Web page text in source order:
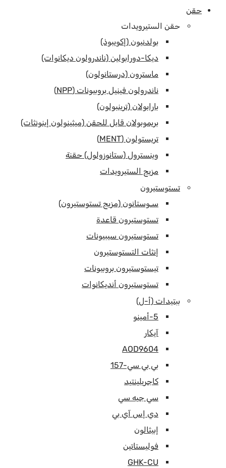
حقن
حقن الستيرويدات
بولدنيون (إكويبوذ)
ديكا-دورابولين (ناندرولون ديكانوات)
ماسترون (درستانولون)
ناندرولون فينيل بروبيونات (NPP)
بارابولان (ترينبولون)
بريموبولان قابل للحقن (ميثينولون إينونثات)
تريستولون (MENT)
وينسترول (ستانوزولول) حقنة
مزيج الستيرويدات
تستوستيرون
سـوستانون (مزيج تستوستيرون)
تستوستيرون قاعدة
تستوستيرون سيبيونات
إنثات التستوستيرون
تيستوستيرون بروبيونات
تستوستيرون أنديكانوات
ببتيدات (أ-ل)
5-أمينو
آيكار
AOD9604
بي بي سي-157
كاجريلينتيد
سي جيه سي
دي إس آي بي
إبيثالون
فوليستاتين
GHK-CU